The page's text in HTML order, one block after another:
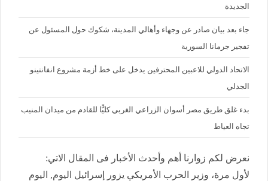
الجديدة
جاء بعد بيان صادر عن وجهاء وأهالي المدينة، شكوك حول المسئول عن
تفجير جرمانا السورية
الاتحاد الدولي للاعبين المحترفين يدخل على خط أزمة مشروع انفانتينو
الجدلي
بدء غلق طريق مصر أسوان الزراعي الغربي كليًّا للقادم من ميدان المنيب
تجاه العياط
نعرض لكم زوارنا أهم وأحدث الأخبار فى المقال الاتي:
لأول مرة، وزير الحرب الأمريكي يزور إسرائيل اليوم, اليوم